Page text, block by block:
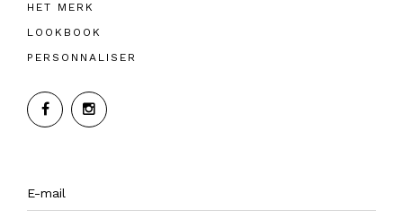
HET MERK
LOOKBOOK
PERSONNALISER